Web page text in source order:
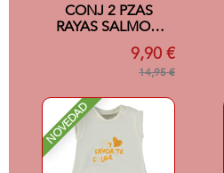
CONJ 2 PZAS
RAYAS SALMON
9,90 €
14,95 €
NOVEDAD